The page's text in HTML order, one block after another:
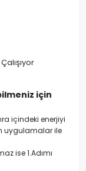
için
içindeki enerjiyi
uygulamalar ile
ise 1.Adımı